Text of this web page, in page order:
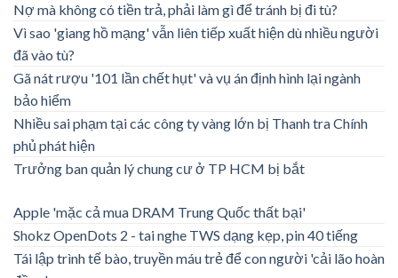
Nợ mà không có tiền trả, phải làm gì để tránh bị đi tù?
Vì sao 'giang hồ mạng' vẫn liên tiếp xuất hiện dù nhiều người
đã vào tù?
Gã nát rượu '101 lần chết hụt' và vụ án định hình lại ngành
bảo hiểm
Nhiều sai phạm tại các công ty vàng lớn bị Thanh tra Chính
phủ phát hiện
Trưởng ban quản lý chung cư ở TP HCM bị bắt
Apple 'mặc cả mua DRAM Trung Quốc thất bại'
Shokz OpenDots 2 - tai nghe TWS dạng kẹp, pin 40 tiếng
Tái lập trình tế bào, truyền máu trẻ để con người 'cải lão hoàn